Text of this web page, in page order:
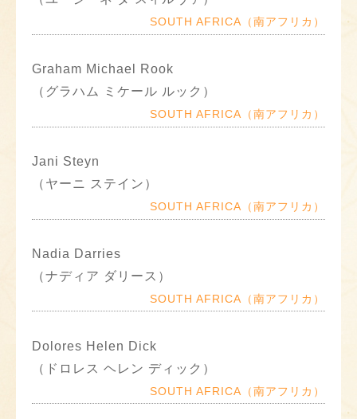
SOUTH AFRICA（南アフリカ）
Graham Michael Rook
（グラハム ミケール ルック）
SOUTH AFRICA（南アフリカ）
Jani Steyn
（ヤーニ ステイン）
SOUTH AFRICA（南アフリカ）
Nadia Darries
（ナディア ダリース）
SOUTH AFRICA（南アフリカ）
Dolores Helen Dick
（ドロレス ヘレン ディック）
SOUTH AFRICA（南アフリカ）